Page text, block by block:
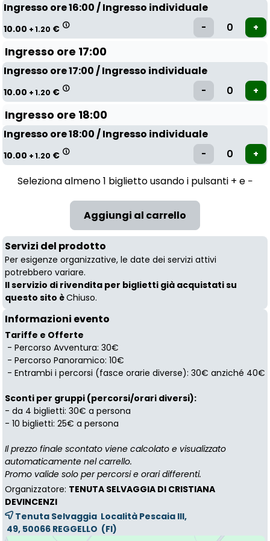
Ingresso ore 16:00 / Ingresso individuale
10.00 + 1.20 €
Ingresso ore 17:00
Ingresso ore 17:00 / Ingresso individuale
10.00 + 1.20 €
Ingresso ore 18:00
Ingresso ore 18:00 / Ingresso individuale
10.00 + 1.20 €
Seleziona almeno 1 biglietto usando i pulsanti + e −
Servizi del prodotto
Per esigenze organizzative, le date dei servizi attivi
potrebbero variare.
Il servizio di rivendita per biglietti già acquistati su
questo sito èChiuso.
Informazioni evento
Tariffe e Offerte
- Percorso Avventura: 30€
- Percorso Panoramico: 10€
- Entrambi i percorsi (fasce orarie diverse): 30€ anziché 40€
Sconti per gruppi (percorsi/orari diversi):
- da 4 biglietti: 30€ a persona
- 10 biglietti: 25€ a persona
Il prezzo finale scontato viene calcolato e visualizzato
automaticamente nel carrello.
Promo valide solo per percorsi e orari differenti.
Organizzatore: TENUTA SELVAGGIA DI CRISTIANA
DEVINCENZI
Tenuta Selvaggia Località Pescaia III,
49, 50066 REGGELLO (FI)